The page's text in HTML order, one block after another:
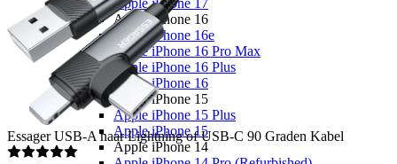
Apple iPhone 17
Apple iPhone 16
Apple iPhone 16e
Apple iPhone 16 Pro Max
Apple iPhone 16 Plus
Apple iPhone 16
Apple iPhone 15
Apple iPhone 15 Plus
Apple iPhone 15
Apple iPhone 14
Essager USB-A naar Lightning of USB-C 90 Graden Kabel